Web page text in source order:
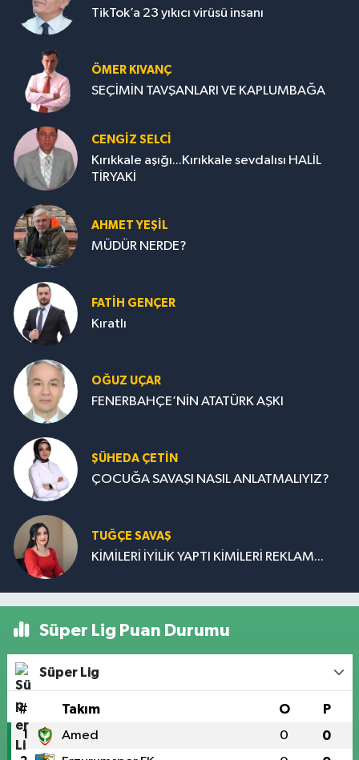
TikTok’a 23 yıkıcı virüsü insanı
ÖMER KIVANÇ
SEÇİMİN TAVŞANLARI VE KAPLUMBAĞA
CENGİZ SELCİ
Kırıkkale aşığı...Kırıkkale sevdalısı HALİL
TİRYAKİ
AHMET YEŞİL
MÜDÜR NERDE?
FATIH GENÇER
Kıratlı
OĞUZ UÇAR
FENERBAHÇE’NİN ATATÜRK AŞKI
ŞÜHEDA ÇETİN
ÇOCUĞA SAVAŞI NASIL ANLATMALIYIZ?
TUĞÇE SAVAŞ
KİMİLERİ İYİLİK YAPTI KİMİLERİ REKLAM...
Süper Lig Puan Durumu
Süper Lig
# Takım O P
1 Amed 0 0